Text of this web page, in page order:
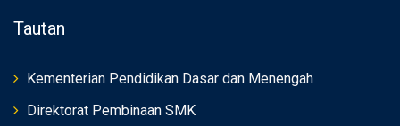
Tautan
Kementerian Pendidikan Dasar dan Menengah
Direktorat Pembinaan SMK